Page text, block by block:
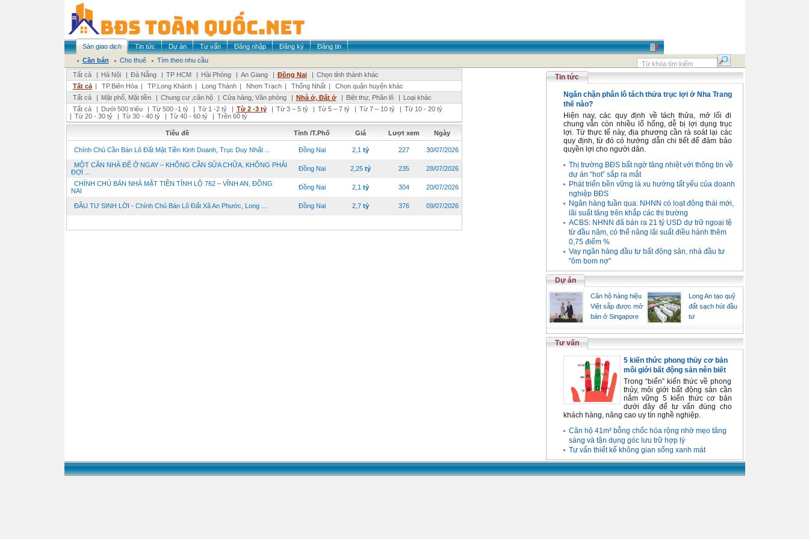
Sàn giao dịch Tin tức Dự án Tư vấn Đăng nhập Đăng ký
Đăng tin
Cần bán
Cho thuê
Tìm theo nhu cầu
Tất cả
| Hà Nội | Đà Nẵng | TP HCM | Hải Phòng | An Giang | Đồng Nai | Chọn tỉnh thành khác
Tất cả | TP.Biên Hòa | TP.Long Khánh | Long Thành | Nhơn Trạch | Thống Nhất |
Chọn quận huyện khác
Tất cả
| Mặt phố, Mặt tiền | Chung cư ,căn hộ | Cửa hàng, Văn phòng | Nhà ở, Đất ở | Biệt thự, Phân lô | Loại khác
Tất cả
| Dưới 500 triệu | Từ 500 -1 tỷ | Từ 1 -2 tỷ | Từ 2 -3 tỷ | Từ 3 – 5 tỷ | Từ 5 – 7 tỷ | Từ 7 – 10 tỷ | Từ 10 - 20 tỷ
| Từ 20 - 30 tỷ | Từ 30 - 40 tỷ | Từ 40 - 60 tỷ | Trên 60 tỷ
Tiêu đề Tỉnh /T.Phố Giá Lượt xem Ngày
Chính Chủ Cần Bán Lô Đất Mặt Tiền Kinh Doanh, Trục Duy Nhất ... Đồng Nai 2,1 tỷ 227 30/07/2026
MỘT CĂN NHÀ ĐỂ Ở NGAY – KHÔNG CẦN SỬA CHỮA, KHÔNG PHẢI
ĐỢI ...
Đồng Nai 2,25 tỷ 235 28/07/2026
CHÍNH CHỦ BÁN NHÀ MẶT TIỀN TỈNH LỘ 762 – VĨNH AN, ĐỒNG
NAI
Đồng Nai 2,1 tỷ 304 20/07/2026
ĐẦU TƯ SINH LỜI - Chính Chủ Bán Lô Đất Xã An Phước, Long ... Đồng Nai 2,7 tỷ 376 09/07/2026
Tin tức
Ngăn chặn phân lô tách thửa trục lợi ở Nha Trang
thế nào?
Hiện nay, các quy định về tách thửa, mở lối đi
chung vẫn còn nhiều lổ hổng, dễ bị lợi dụng trục
lợi. Từ thực tế này, địa phương cần rà soát lại các
quy định, từ đó có hướng dẫn chi tiết để đảm bảo
quyền lợi cho người dân.
Thị trường BĐS bất ngờ tăng nhiệt với thông tin về
dự án “hot” sắp ra mắt
Phát triển bền vững là xu hướng tất yếu của doanh
nghiệp BĐS
Ngân hàng tuần qua: NHNN có loạt động thái mới,
lãi suất tăng trên khắp các thị trường
ACBS: NHNN đã bán ra 21 tỷ USD dự trữ ngoại tệ
từ đầu năm, có thể nâng lãi suất điều hành thêm
0,75 điểm %
Vay ngân hàng đầu tư bất động sản, nhà đầu tư
"ôm bom nợ"
Dự án
Căn hộ hàng hiệu
Việt sắp được mở
bán ở Singapore
Long An tạo quỹ
đất sạch hút đầu
tư
Tư vấn
5 kiến thức phong thủy cơ bản
môi giới bất động sản nên biết
Trong “biển” kiến thức về phong
thủy, môi giới bất động sản cần
nắm vững 5 kiến thức cơ bản
dưới đây để tư vấn đúng cho
khách hàng, nâng cao uy tín nghề nghiệp.
Căn hộ 41m² bỗng chốc hóa rộng nhờ mẹo tăng
sáng và tận dụng góc lưu trữ hợp lý
Tư vấn thiết kế không gian sống xanh mát